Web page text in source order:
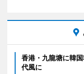
香港・九龍塘に韓
代風に